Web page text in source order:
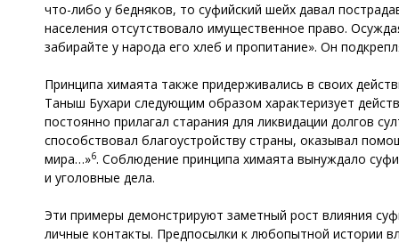
что-либо у бедняков, то суфийский шейх давал
населения отсутствовало имущественное право.
забирайте у народа его хлеб и пропитание». Он
Принципа химаята также придерживались в своих
Таныш Бухари следующим образом характеризует
постоянно прилагал старания для ликвидации долгов
способствовал благоустройству страны, оказывал
мира…»6. Соблюдение принципа химаята вынуждало
и уголовные дела.
Эти примеры демонстрируют заметный рост влияния
личные контакты. Предпосылки к любопытной истории